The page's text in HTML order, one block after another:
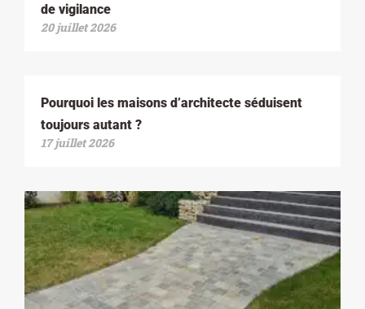
de vigilance
20 juillet 2026
Pourquoi les maisons d’architecte séduisent
toujours autant ?
17 juillet 2026